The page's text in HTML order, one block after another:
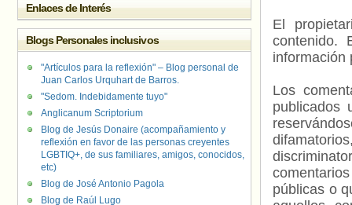
El
contenido.
información
Los
publicados
públicas o
Enlaces de Interés
Blogs Personales inclusivos
"Artículos para la reflexión" – Blog personal de
Juan Carlos Urquhart de Barros.
"Sedom. Indebidamente tuyo"
Anglicanum Scriptorium
Blog de Jesús Donaire (acompañamiento y
reflexión en favor de las personas creyentes
LGBTIQ+, de sus familiares, amigos, conocidos,
etc)
Blog de José Antonio Pagola
Blog de Raúl Lugo